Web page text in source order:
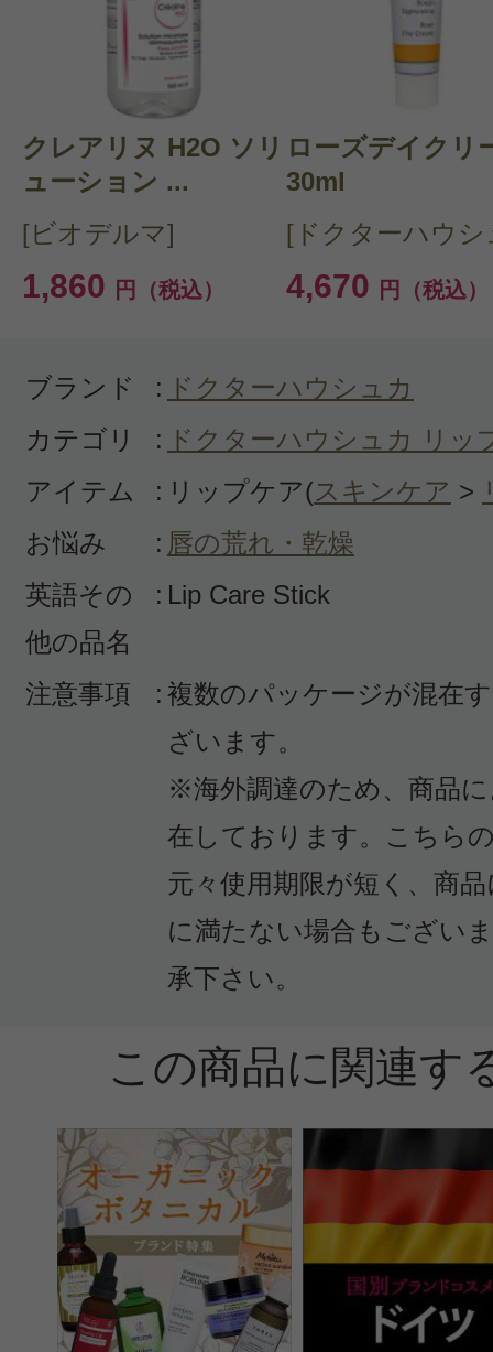
できたり、合わないリップクリーム
が、ハウシュカのリップクリーム
ベタつきは少なく、程良い潤いが持
お値段高めだとは思いますが、大
す。
使い終わったあと下にまだたくさん
で小さな容器に集めて使っています
このコスメのレビューを書いて
クチコミを投稿する
CT会員様は、マイページの「購
らクチコミ投稿すると1 商品に
ントプレゼント！
クレアリヌ H2O ソリ
ューション ...
[ビオデルマ]
1,860 円（税込）
ローズデイクリ
30ml
[ドクターハウシ
4,670 円（税込）
ブランド : ドクターハウシュカ
カテゴリ
: ドクターハウシュカ リッ
アイテム
: リップケア(スキンケア >
お悩み
: 唇の荒れ・乾燥
英語その
他の品名
: Lip Care Stick
注意事項 : 複数のパッケージが混在
ざいます。
※海外調達のため、商品
在しております。こちら
元々使用期限が短く、商
に満たない場合もござい
承下さい。
この商品に関連す